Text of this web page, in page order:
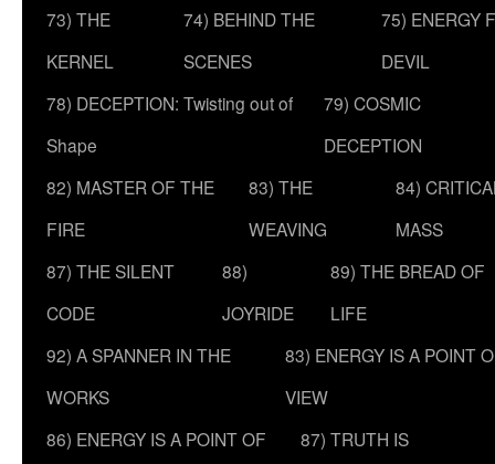
73) THE
KERNEL
74) BEHIND THE
SCENES
75) ENERGY
DEVIL
78) DECEPTION: Twisting out of
Shape
79) COSMIC
DECEPTION
82) MASTER OF THE
FIRE
83) THE
WEAVING
84)
MASS
87) THE SILENT
CODE
88)
JOYRIDE
89) THE BREAD OF
LIFE
92) A SPANNER IN THE
WORKS
83) ENERGY IS A POINT
VIEW
86) ENERGY IS A POINT OF
87) TRUTH IS